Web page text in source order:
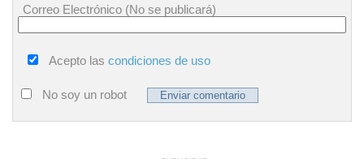
Correo Electrónico (No se publicará)
Acepto las condiciones de uso
No soy un robot